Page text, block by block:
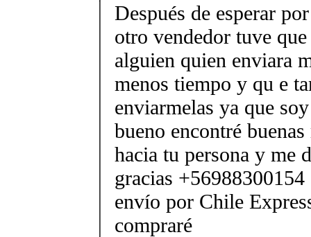
Después de esperar
otro vendedor tuve
alguien quien enviara
menos tiempo y qu e
enviarmelas ya que
bueno encontré
hacia tu persona y me
gracias
envío por Chile
compraré